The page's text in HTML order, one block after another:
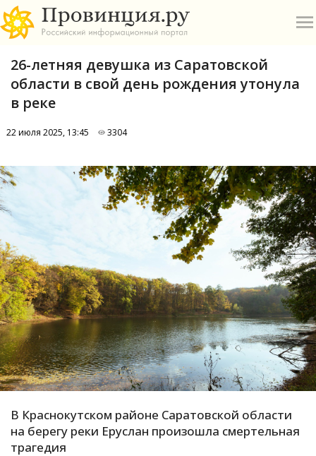
А
Е
К
П
С
Т
26-летняя девушка из Саратовской
области в свой день рождения утонула
в реке
22 июля 2025, 13:45 3304
В Краснокутском районе Саратовской области
на берегу реки Еруслан произошла смертельная
трагедия